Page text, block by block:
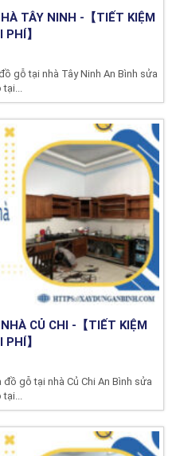
TÂY NINH -【TIẾT KIỆM
PHÍ】
gỗ tại nhà Tây Ninh An Bình sửa
tại...
CỦ CHI -【TIẾT KIỆM
PHÍ】
gỗ tại nhà Củ Chi An Bình sửa